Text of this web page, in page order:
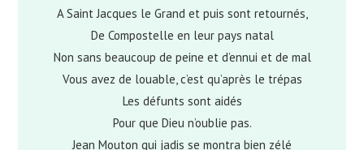
A Saint Jacques le Grand et puis sont retournés,
De Compostelle en leur pays natal
Non sans beaucoup de peine et d’ennui et de mal
Vous avez de louable, c’est qu’après le trépas
Les défunts sont aidés
Pour que Dieu n’oublie pas.
Jean Mouton qui jadis se montra bien zélé